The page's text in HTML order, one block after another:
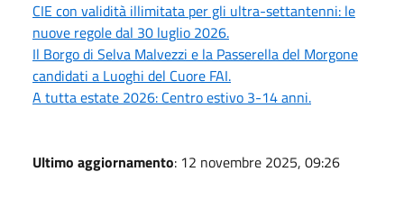
CIE con validità illimitata per gli ultra-settantenni: le
nuove regole dal 30 luglio 2026.
Il Borgo di Selva Malvezzi e la Passerella del Morgone
candidati a Luoghi del Cuore FAI.
A tutta estate 2026: Centro estivo 3-14 anni.
Ultimo aggiornamento: 12 novembre 2025, 09:26